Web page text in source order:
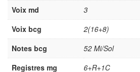
Voix md
3
Voix bcg
2(16+8)
Notes bcg
52 Mi/Sol
Registres mg
6+R+1C